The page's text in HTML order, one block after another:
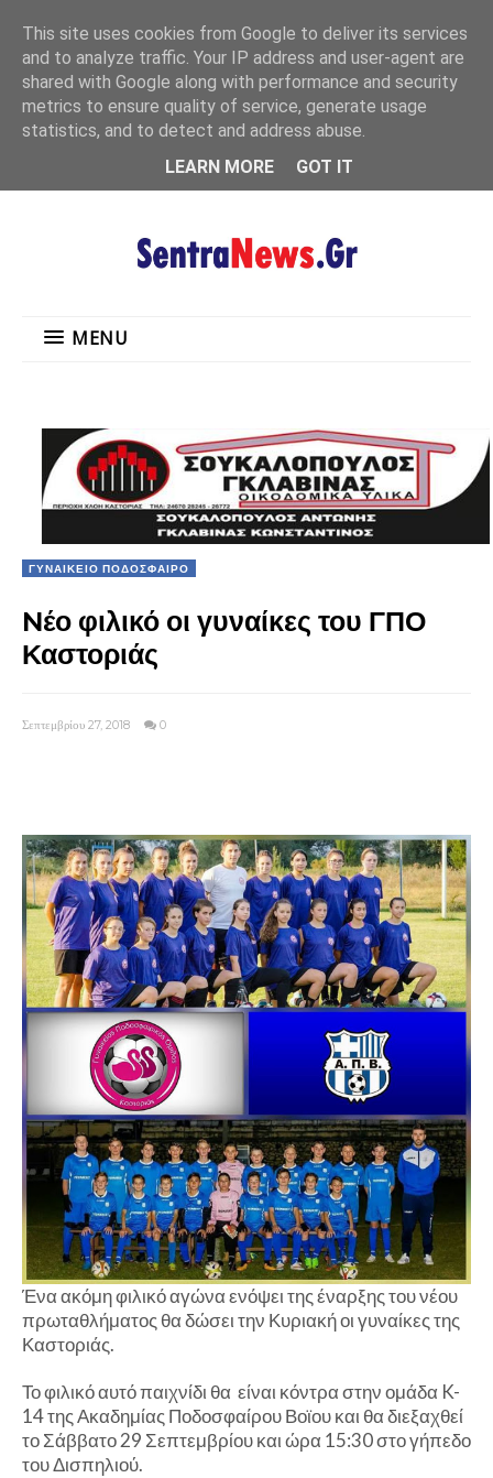
MENU
MENU
ΓΥΝΑΙΚΕΙΟ ΠΟΔΟΣΦΑΙΡΟ
Nέο φιλικό οι γυναίκες του ΓΠΟ
Καστοριάς
Σεπτεμβρίου 27, 2018 0
Ένα ακόμη φιλικό αγώνα ενόψει της έναρξης του νέου
πρωταθλήματος θα δώσει την Κυριακή οι γυναίκες της
Καστοριάς.
Το φιλικό αυτό παιχνίδι θα είναι κόντρα στην ομάδα K-
14 της Ακαδημίας Ποδοσφαίρου Βοϊου και θα διεξαχθεί
το Σάββατο 29 Σεπτεμβρίου και ώρα 15:30 στο γήπεδο
του Δισπηλιού.
This site uses cookies from Google to deliver its services
and to analyze traffic. Your IP address and user-agent are
shared with Google along with performance and security
metrics to ensure quality of service, generate usage
statistics, and to detect and address abuse.
LEARN MORE
GOT IT